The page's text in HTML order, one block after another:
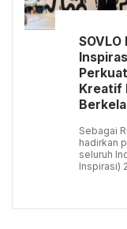
Kreatif
Sebagai
hadirkan
seluruh
Inspirasi)